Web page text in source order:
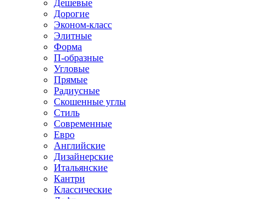
Дешевые
Дорогие
Эконом-класс
Элитные
Форма
П-образные
Угловые
Прямые
Радиусные
Скошенные углы
Стиль
Современные
Евро
Английские
Дизайнерские
Итальянские
Кантри
Классические